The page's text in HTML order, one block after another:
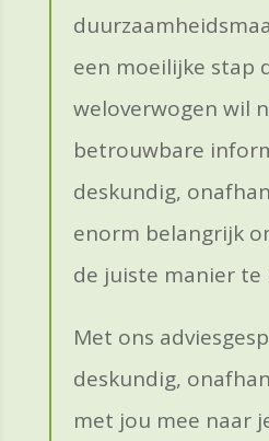
een moeilijke stap
weloverwogen wil
betrouwbare
deskundig,
enorm belangrijk
de juiste manier te
Met ons
deskundig,
met jou mee naar